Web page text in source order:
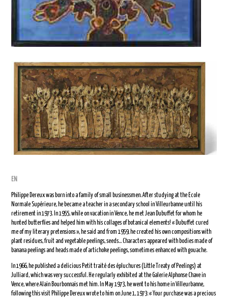
EN
Philippe Dereux was born into a family of small businessmen. After studying at the Ecole
Normale Supérieure, he became a teacher in a secondary school in Villeurbanne until his
retirement in 1973. In 1955, while on vacation in Vence, he met Jean Dubuffet for whom he
hunted butterflies and helped him with his collages of botanical elements! « Dubuffet cured
me of my literary pretensions », he said and from 1959, he created his own compositions with
plant residues, fruit and vegetable peelings, seeds… Characters appeared with bodies made of
banana peelings and heads made of artichoke peelings, sometimes enhanced with gouache.
In 1966, he published a delicious Petit traité des épluchures (Little Treaty of Peelings) at
Julliard, which was very successful. He regularly exhibited at the Galerie Alphonse Chave in
Vence, where Alain Bourbonnais met him. In May 1973, he went to his home in Villeurbanne,
following this visit Philippe Dereux wrote to him on June 1, 1973: « Your purchase was a precious